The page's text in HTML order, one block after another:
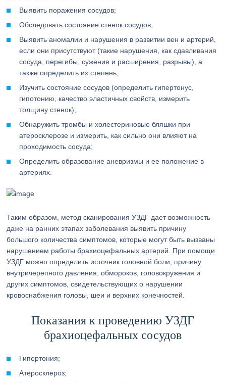
Выявить поражения сосудов;
Обследовать состояние стенок сосудов;
Выявить аномалии и нарушения в развитии вен и артерий,
если они присутствуют (такие нарушения, как сдавливания
сосуда, перегибы, сужения и расширения, разрывы), а
также определить их степень;
Изучить состояние сосудов (определить гипертонус,
гипотонию, качество эластичных свойств, измерить
толщину стенок);
Обнаружить тромбы и холестериновые бляшки при
атеросклерозе и измерить, как сильно они влияют на
проходимость сосуда;
Определить образование аневризмы и ее положение в
артериях.
Таким образом, метод сканирования УЗДГ дает возможность
даже на ранних этапах заболевания выявить причину
большого количества симптомов, которые могут быть вызваны
нарушением работы брахиоцефальных артерий. При помощи
УЗДГ можно определить источник головной боли, причину
внутричерепного давления, обмороков, головокружения и
других симптомов, свидетельствующих о нарушении
кровоснабжения головы, шеи и верхних конечностей.
Показания к проведению УЗДГ
брахиоцефальных сосудов
Гипертония;
Атеросклероз;